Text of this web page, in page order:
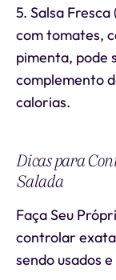
5. Salsa
com tomates,
pimenta, pode
complemento
calorias.
Dicas para
Salada
Faça Seu
controlar
sendo usados